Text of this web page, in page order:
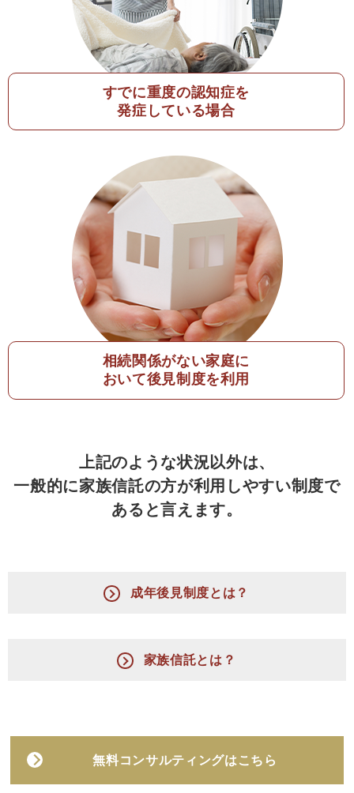
すでに重度の認知症を
発症している場合
相続関係がない家庭に
おいて後見制度を利用
上記のような状況以外は、
一般的に家族信託の方が利用しやすい制度で
あると言えます。
成年後見制度とは？
家族信託とは？
無料コンサルティングはこちら